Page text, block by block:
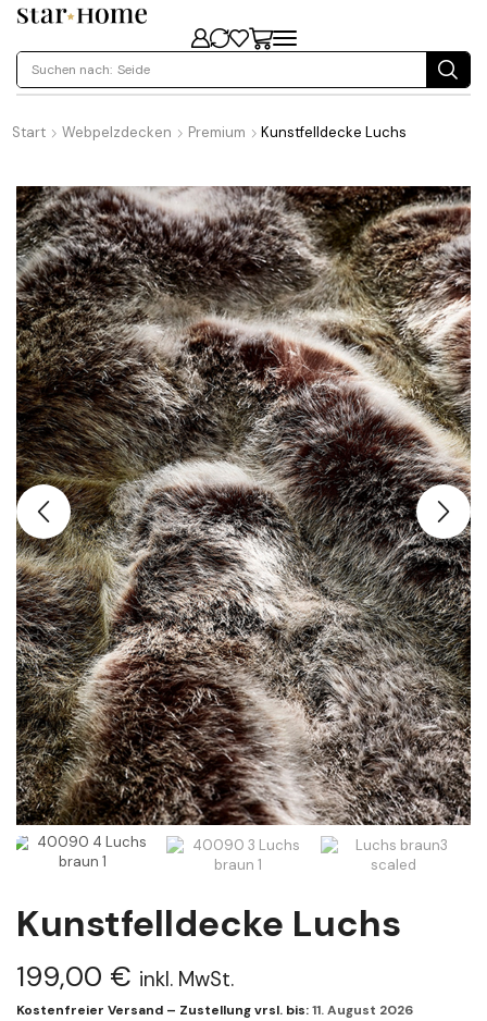
Suchen nach: Seide
Start Webpelzdecken Premium Kunstfelldecke Luchs
Kunstfelldecke Luchs
199,00 € inkl. MwSt.
Kostenfreier Versand – Zustellung vrsl. bis:11. August 2026